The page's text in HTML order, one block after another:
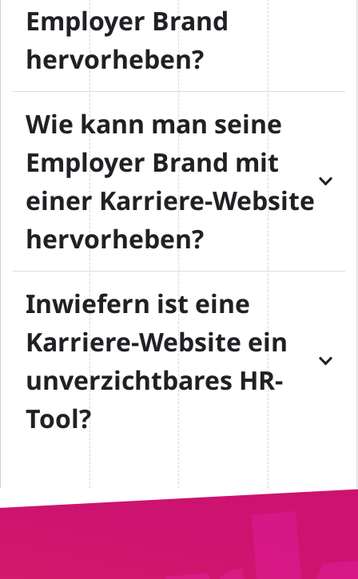
Employer Brand
hervorheben?
Wie kann man seine
Employer Brand mit
einer Karriere-Website
hervorheben?
Inwiefern ist eine
Karriere-Website ein
unverzichtbares HR-
Tool?